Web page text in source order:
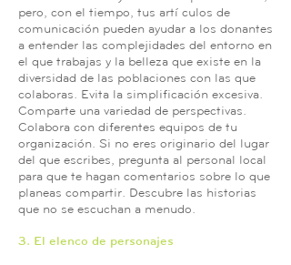
pero, con el tiempo, tus artículos de
comunicación pueden ayudar a los donantes
a entender las complejidades del entorno en
el que trabajas y la belleza que existe en la
diversidad de las poblaciones con las que
colaboras. Evita la simplificación excesiva.
Comparte una variedad de perspectivas.
Colabora con diferentes equipos de tu
organización. Si no eres originario del lugar
del que escribes, pregunta al personal local
para que te hagan comentarios sobre lo que
planeas compartir. Descubre las historias
que no se escuchan a menudo.
3. El elenco de personajes